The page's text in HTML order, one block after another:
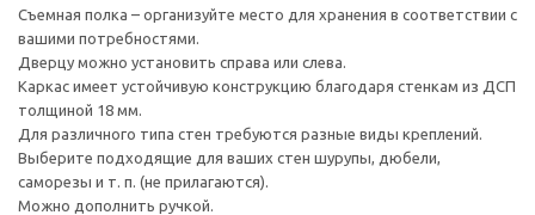
Съемная полка – организуйте место для хранения в соответствии с
вашими потребностями.
Дверцу можно установить справа или слева.
Каркас имеет устойчивую конструкцию благодаря стенкам из ДСП
толщиной 18 мм.
Для различного типа стен требуются разные виды креплений.
Выберите подходящие для ваших стен шурупы, дюбели,
саморезы и т. п. (не прилагаются).
Можно дополнить ручкой.